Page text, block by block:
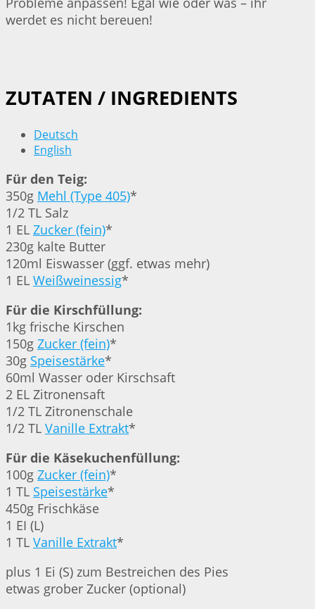
werdet es nicht bereuen!
ZUTATEN / INGREDIENTS
Deutsch
English
Für den Teig:
350g Mehl (Type 405)*
1/2 TL Salz
1 EL Zucker (fein)*
230g kalte Butter
120ml Eiswasser (ggf. etwas mehr)
1 EL Weißweinessig*
Für die Kirschfüllung:
1kg frische Kirschen
150g Zucker (fein)*
30g Speisestärke*
60ml Wasser oder Kirschsaft
2 EL Zitronensaft
1/2 TL Zitronenschale
1/2 TL Vanille Extrakt*
Für die Käsekuchenfüllung:
100g Zucker (fein)*
1 TL Speisestärke*
450g Frischkäse
1 EI (L)
1 TL Vanille Extrakt*
plus 1 Ei (S) zum Bestreichen des Pies
etwas grober Zucker (optional)